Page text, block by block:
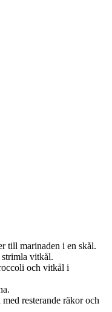
till marinaden i en skål.
vitkål.
och vitkål i
resterande räkor och